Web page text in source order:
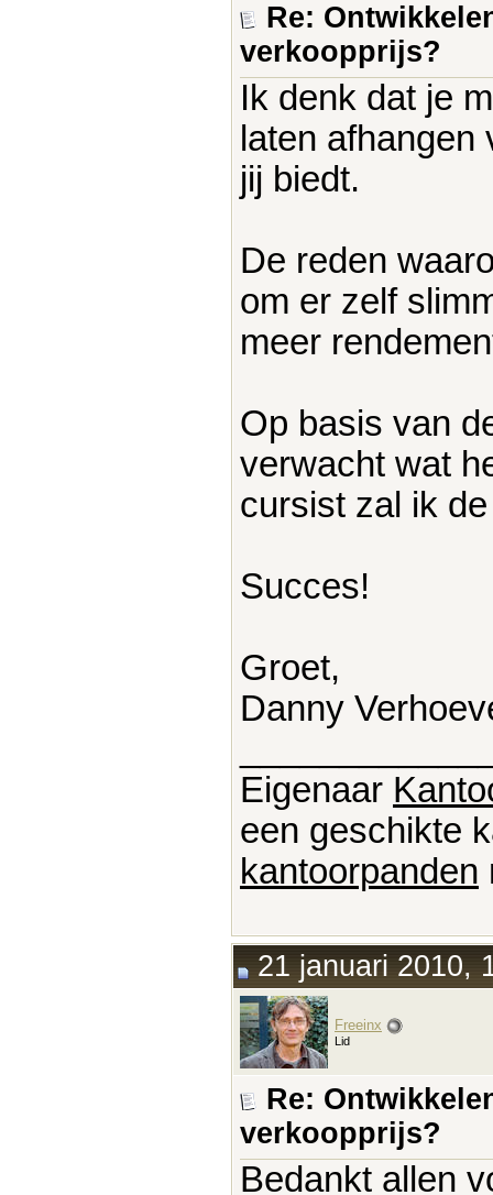
Re:
verkoopprijs?
Ik denk dat je
laten
jij biedt.
De reden
om er zelf
meer
Op basis van
verwacht wat
cursist zal ik
Succes!
Groet,
Danny
Eigenaar
een geschikte
kantoorpanden
21 januari 2010,
Freeinx
Lid
Re:
verkoopprijs?
Bedankt allen